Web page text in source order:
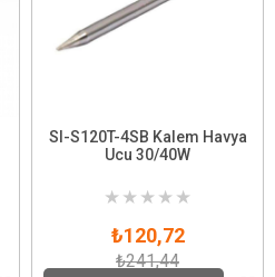
SI-S120T-4SB Kalem Havya
Ucu 30/40W
★ ★ ★ ★ ★
₺120,72
₺241,44